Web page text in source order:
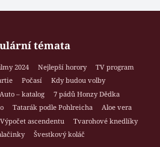
témata
2024 Nejlepší horory
TV program
Počasí
Kdy budou volby
Auto – katalog
7 pádů Honzy Dědka
Tatarák podle Pohlreicha
Aloe vera
Výpočet ascendentu
Tvarohové knedlíky
Švestkový koláč